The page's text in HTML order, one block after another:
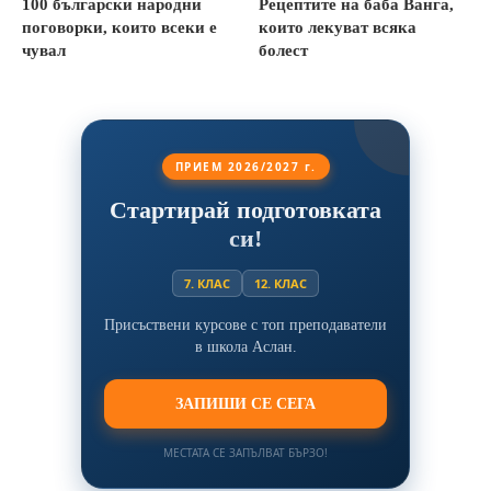
100 български народни
поговорки, които всеки е
чувал
Рецептите на баба Ванга,
които лекуват всяка
болест
ПРИЕМ 2026/2027 г.
Стартирай подготовката
си!
7. КЛАС 12. КЛАС
Присъствени курсове с топ преподаватели
в школа Аслан.
ЗАПИШИ СЕ СЕГА
МЕСТАТА СЕ ЗАПЪЛВАТ БЪРЗО!